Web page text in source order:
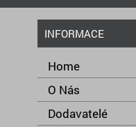
INFORMACE
Home
O Nás
Dodavatelé